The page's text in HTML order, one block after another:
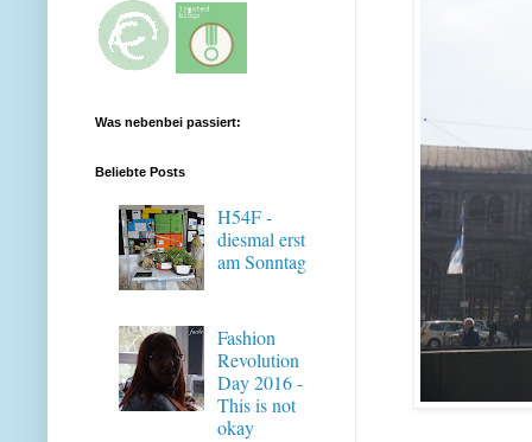
Was nebenbei passiert:
Beliebte Posts
H54F -
diesmal erst
am Sonntag
Fashion
Revolution
Day 2016 -
This is not
okay